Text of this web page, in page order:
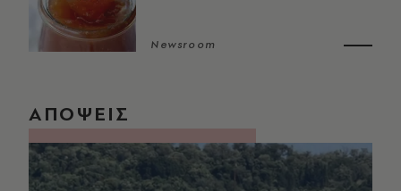
Newsroom
ΑΠΟΨΕΙΣ